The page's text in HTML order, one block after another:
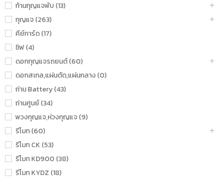
ก้านกุญแจพับ (13)
กุญแจ (263)
คีย์การ์ด (17)
ชิฟ (4)
ดอกกุญแจรถยนต์ (60)
ดอกสเกล,แผ่นตัด,แผ่นกลาง (0)
ถ่าน Battery (43)
ถ่านศูนย์ (34)
พวงกุญแจ,ห่วงกุญแจ (9)
รีโมท (60)
รีโมท CK (53)
รีโมท KD900 (38)
รีโมท KYDZ (18)